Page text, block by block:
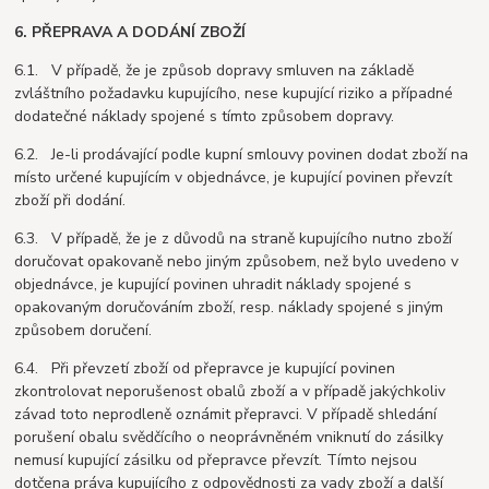
6. PŘEPRAVA A DODÁNÍ ZBOŽÍ
6.1. V případě, že je způsob dopravy smluven na základě
zvláštního požadavku kupujícího, nese kupující riziko a případné
dodatečné náklady spojené s tímto způsobem dopravy.
6.2. Je-li prodávající podle kupní smlouvy povinen dodat zboží na
místo určené kupujícím v objednávce, je kupující povinen převzít
zboží při dodání.
6.3. V případě, že je z důvodů na straně kupujícího nutno zboží
doručovat opakovaně nebo jiným způsobem, než bylo uvedeno v
objednávce, je kupující povinen uhradit náklady spojené s
opakovaným doručováním zboží, resp. náklady spojené s jiným
způsobem doručení.
6.4. Při převzetí zboží od přepravce je kupující povinen
zkontrolovat neporušenost obalů zboží a v případě jakýchkoliv
závad toto neprodleně oznámit přepravci. V případě shledání
porušení obalu svědčícího o neoprávněném vniknutí do zásilky
nemusí kupující zásilku od přepravce převzít. Tímto nejsou
dotčena práva kupujícího z odpovědnosti za vady zboží a další